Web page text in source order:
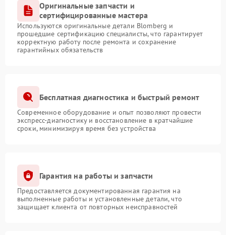
Оригинальные запчасти и
сертифицированные мастера
Используются оригинальные детали Blomberg и
прошедшие сертификацию специалисты, что гарантирует
корректную работу после ремонта и сохранение
гарантийных обязательств
Бесплатная диагностика и быстрый ремонт
Современное оборудование и опыт позволяют провести
экспресс-диагностику и восстановление в кратчайшие
сроки, минимизируя время без устройства
Гарантия на работы и запчасти
Предоставляется документированная гарантия на
выполненные работы и установленные детали, что
защищает клиента от повторных неисправностей